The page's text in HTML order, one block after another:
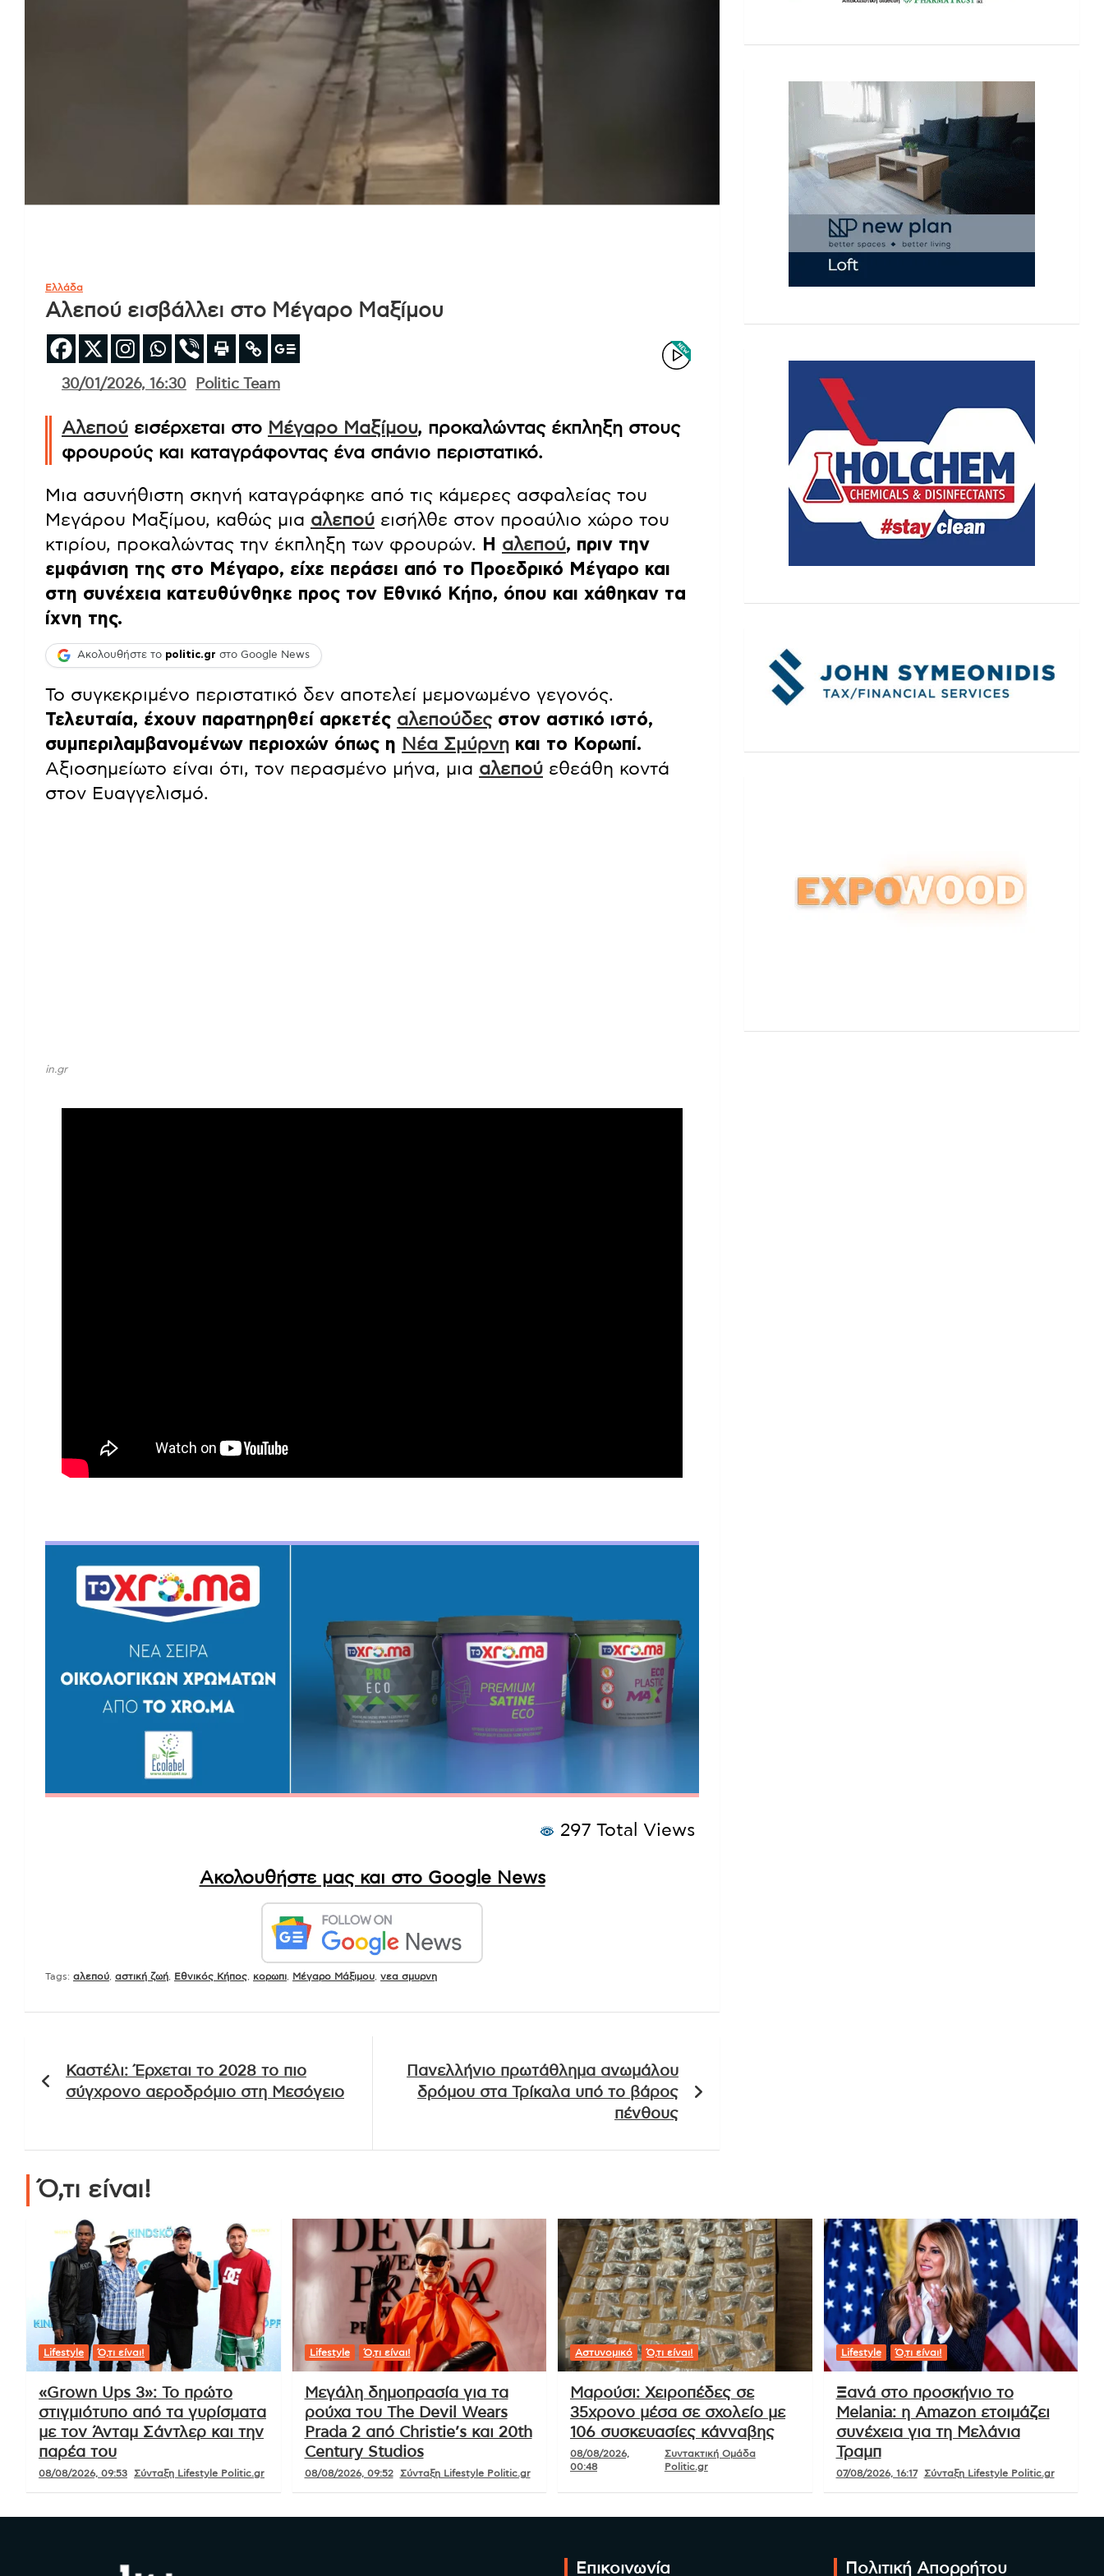
Ελλάδα
Αλεπού εισβάλλει στο Μέγαρο Μαξίμου
30/01/2026, 16:30 Politic Team
Αλεπού εισέρχεται στο Μέγαρο Μαξίμου, προκαλώντας έκπληξη στους
φρουρούς και καταγράφοντας ένα σπάνιο περιστατικό.
Μια ασυνήθιστη σκηνή καταγράφηκε από τις κάμερες ασφαλείας του
Μεγάρου Μαξίμου, καθώς μια αλεπού εισήλθε στον προαύλιο χώρο του
κτιρίου, προκαλώντας την έκπληξη των φρουρών.
Η αλεπού, πριν την
εμφάνιση της στο Μέγαρο, είχε περάσει από το Προεδρικό Μέγαρο και
στη συνέχεια κατευθύνθηκε προς τον Εθνικό Κήπο, όπου και χάθηκαν τα
ίχνη της.
Ακολουθήστε το politic.gr στο Google News
Το συγκεκριμένο περιστατικό δεν αποτελεί μεμονωμένο γεγονός.
Τελευταία, έχουν παρατηρηθεί αρκετές αλεπούδεςστον αστικό ιστό,
συμπεριλαμβανομένων περιοχών όπως η Νέα Σμύρνη και το Κορωπί.
Αξιοσημείωτο είναι ότι, τον περασμένο μήνα, μια αλεπού εθεάθη κοντά
στον Ευαγγελισμό.
in.gr
297 Total Views
Ακολουθήστε μας και στο Google News
Tags: αλεπού αστική ζωή Εθνικός Κήπος κορωπι Μέγαρο Μάξιμου νεα σμυρνη
άρθρων
Καστέλι: Έρχεται το 2028 το πιο
σύγχρονο αεροδρόμιο στη Μεσόγειο
Πανελλήνιο πρωτάθλημα ανωμάλου
δρόμου στα Τρίκαλα υπό το βάρος
πένθους
Ό,τι είναι!
Lifestyle Ό,τι είναι!
«Grown Ups 3»: Το πρώτο
στιγμιότυπο από τα γυρίσματα
με τον Άνταμ Σάντλερ και την
παρέα του
08/08/2026, 09:53 Σύνταξη Lifestyle Politic.gr
Lifestyle Ό,τι είναι!
Μεγάλη δημοπρασία για τα
ρούχα του The Devil Wears
Prada 2 από Christie’s και 20th
Century Studios
08/08/2026, 09:52 Σύνταξη Lifestyle Politic.gr
Αστυνομικό Ό,τι είναι!
Μαρούσι: Χειροπέδες σε
35χρονο μέσα σε σχολείο με
106 συσκευασίες κάνναβης
08/08/2026,
00:48
Συντακτική Ομάδα
Politic.gr
Lifestyle Ό,τι είναι!
Ξανά στο προσκήνιο το
Melania: η Amazon ετοιμάζει
συνέχεια για τη Μελάνια
Τραμπ
07/08/2026, 16:17 Σύνταξη Lifestyle Politic.gr
Επικοινωνία Πολιτική Απορρήτου